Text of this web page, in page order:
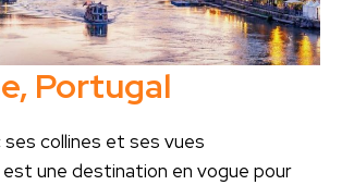
Portugal
ses collines et ses vues
une destination en vogue pour